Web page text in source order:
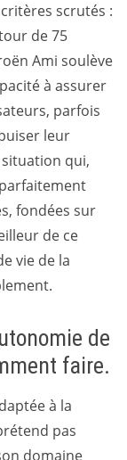
scrutés :
de 75
Ami soulève
à assurer
parfois
leur
qui,
fondées sur
de ce
vie de la
de
faire.
à la
pas
domaine